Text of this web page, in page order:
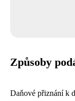
Způsoby
Daňové přiznání k